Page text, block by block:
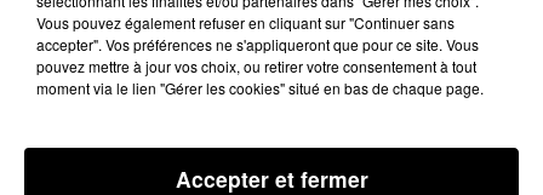
L'AGENDA DU SUD TARN DU 04/06/2025 À
06H47
L'AGENDA DU SUD TARN
Vous pouvez également refuser en cliquant sur "Continuer sans
accepter". Vos préférences ne s'appliqueront que pour ce site. Vous
pouvez mettre à jour vos choix, ou retirer votre consentement à tout
moment via le lien "Gérer les cookies" situé en bas de chaque page.
Accepter et fermer